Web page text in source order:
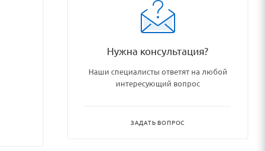
Нужна консультация?
Наши специалисты ответят на любой
интересующий вопрос
ЗАДАТЬ ВОПРОС